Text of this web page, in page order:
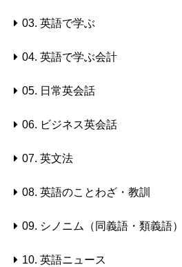
03. 英語で学ぶ
04. 英語で学ぶ会計
05. 日常英会話
06. ビジネス英会話
07. 英文法
08. 英語のことわざ・教訓
09. シノニム（同義語・類義語）
10. 英語ニュース